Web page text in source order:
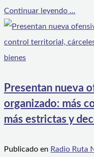
Continuar leyendo ...
Presentan nueva
organizado: más
más estrictas y
Publicado en Radio Ruta